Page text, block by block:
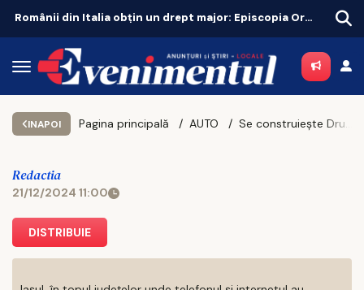
Românii din Italia obțin un drept major: Episcopia Ortodoxă Română, recunoscută oficial
INAPOI Pagina principală AUTO Se construiește Drumul Expres Bacău-Piatra Neamţ care va lega 2 mari orașe ale României
Redactia
21/12/2024 11:00
DISTRIBUIE